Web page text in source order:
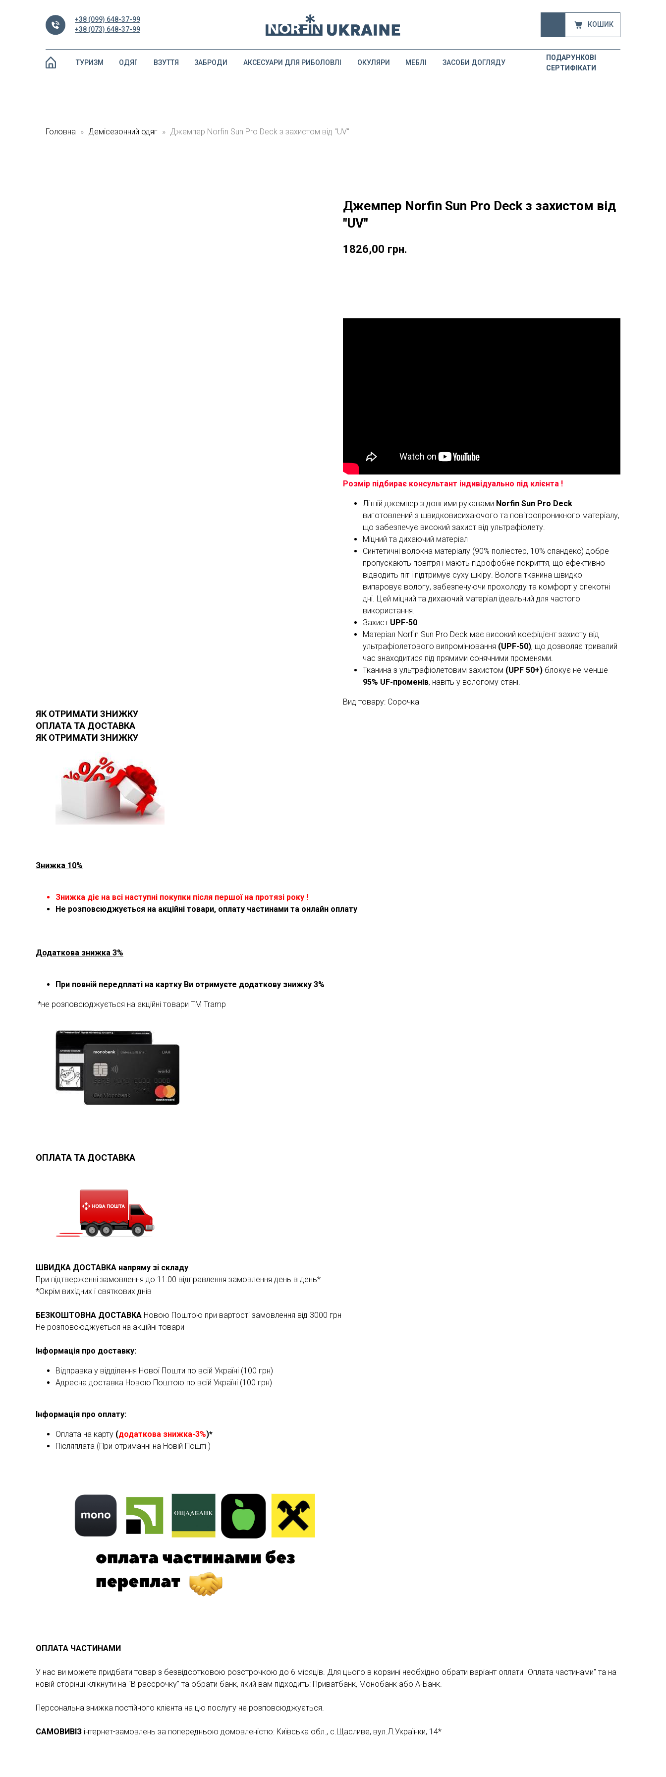
+38 (099) 648-37-99
+38 (073) 648-37-99
КОШИК
ТУРИЗМ ОДЯГ ВЗУТТЯ АКСЕСУАРИ ДЛЯ РИБОЛОВЛІ
ЗАБРОДИ ОКУЛЯРИ МЕБЛІ
ПОДАРУНКОВІ
СЕРТИФІКАТИ
ЗАСОБИ ДОГЛЯДУ
Головна Демісезонний одяг Джемпер Norfin Sun Pro Deck з захистом від "UV"
Джемпер Norfin Sun Pro Deck з захистом від
"UV"
1826,00 грн.
Розмір підбирає консультант індивідуально під клієнта !
Літній джемпер з довгими рукавами Norfin Sun Pro Deck
виготовлений з швидковисихаючого та повітропроникного матеріалу,
що забезпечує високий захист від ультрафіолету.
Міцний та дихаючий матеріал
Синтетичні волокна матеріалу (90% поліестер, 10% спандекс) добре
пропускають повітря і мають гідрофобне покриття, що ефективно
відводить піт і підтримує суху шкіру. Волога тканина швидко
випаровує вологу, забезпечуючи прохолоду та комфорт у спекотні
дні. Цей міцний та дихаючий матеріал ідеальний для частого
використання.
Захист UPF-50
Матеріал Norfin Sun Pro Deck має високий коефіцієнт захисту від
ультрафіолетового випромінювання (UPF-50), що дозволяє тривалий
час знаходитися під прямими сонячними променями.
Тканина з ультрафіолетовим захистом (UPF 50+) блокує не менше
95% UF-променів, навіть у вологому стані.
Вид товару: Сорочка
ЯК ОТРИМАТИ ЗНИЖКУ
ОПЛАТА ТА ДОСТАВКА
ЯК ОТРИМАТИ ЗНИЖКУ
Знижка 10%
Знижка діє на всі наступні покупки після першої на протязі року !
Не розповсюджується на акційні товари, оплату частинами та онлайн оплату
Додаткова знижка 3%
При повній передплаті на картку Ви отримуєте додаткову знижку 3%
*не розповсюджується на акційні товари ТМ Tramp
ОПЛАТА ТА ДОСТАВКА
ШВИДКА ДОСТАВКА напряму зі складу
При підтверженні замовлення до 11:00 відправлення замовлення день в день*
*Окрім вихідних і святкових днів
БЕЗКОШТОВНА ДОСТАВКА Новою Поштою при вартості замовлення від 3000 грн
Не розповсюджується на акційні товари
Інформація про доставку:
Відправка у відділення Нової Пошти по всій Україні (100 грн)
Адресна доставка Новою Поштою по всій Україні (100 грн)
Інформація про оплату:
Оплата на карту (додаткова знижка-3%)*
Післяплата (При отриманні на Новій Пошті )
ОПЛАТА ЧАСТИНАМИ
У нас ви можете придбати товар з безвідсотковою розстрочкою до 6 місяців. Для цього в корзині необхідно обрати варіант оплати "Оплата частинами" та на
новій сторінці клікнути на "В рассрочку" та обрати банк, який вам підходить: Приватбанк, Монобанк або А-Банк.
Персональна знижка постійного клієнта на цю послугу не розповсюджується.
САМОВИВІЗ інтернет-замовлень за попередньою домовленістю: Київська обл., с.Щасливе, вул.Л.Українки, 14*